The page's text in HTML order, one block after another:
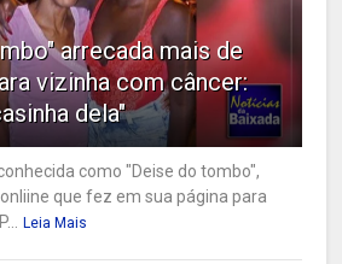
arrecada mais de
vizinha com câncer:
dela"
como "Deise do tombo",
que fez em sua página para
Leia Mais